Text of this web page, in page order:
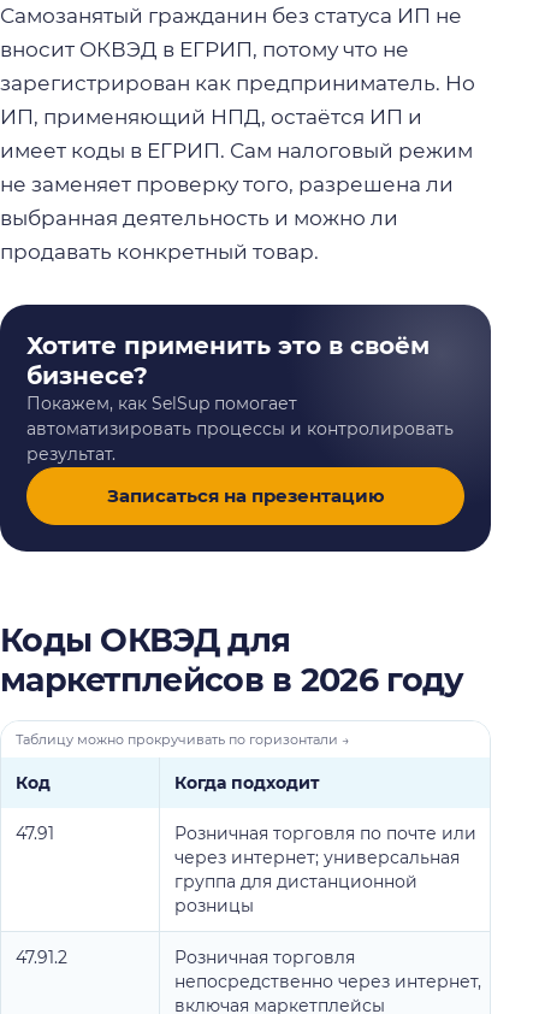
Самозанятый гражданин без статуса ИП не
вносит ОКВЭД в ЕГРИП, потому что не
зарегистрирован как предприниматель. Но
ИП, применяющий НПД, остаётся ИП и
имеет коды в ЕГРИП. Сам налоговый режим
не заменяет проверку того, разрешена ли
выбранная деятельность и можно ли
продавать конкретный товар.
Хотите применить это в своём
бизнесе?
Покажем, как SelSup помогает
автоматизировать процессы и контролировать
результат.
Записаться на презентацию
Коды ОКВЭД для
маркетплейсов в 2026 году
Код Когда подходит
47.91
Розничная торговля по почте или
через интернет; универсальная
группа для дистанционной
розницы
47.91.2
Розничная торговля
непосредственно через интернет,
включая маркетплейсы